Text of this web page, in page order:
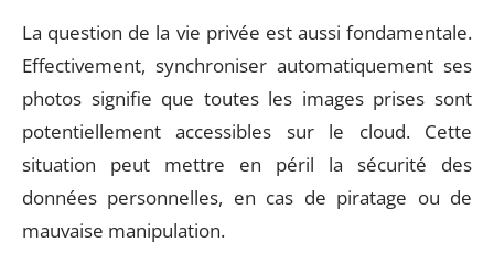
La question de la vie privée est aussi fondamentale.
Effectivement, synchroniser automatiquement ses
photos signifie que toutes les images prises sont
potentiellement accessibles sur le cloud. Cette
situation peut mettre en péril la sécurité des
données personnelles, en cas de piratage ou de
mauvaise manipulation.